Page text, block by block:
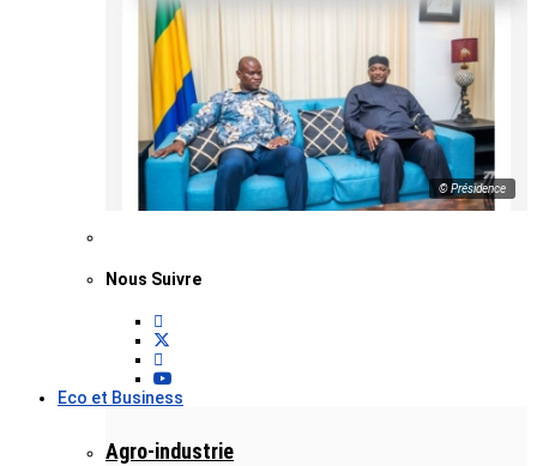
© Présidence
Nous Suivre
Eco et Business
Agro-industrie